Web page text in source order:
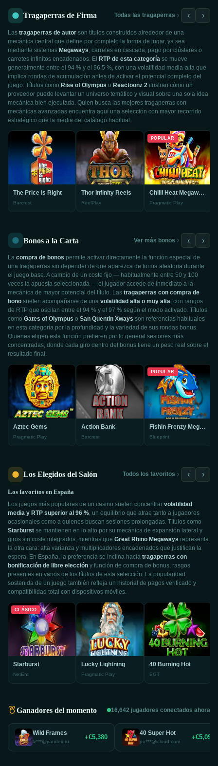
Tragaperras de Firma Todas las tragaperras ‹ ›
Las tragaperras de autor son títulos construidos alrededor de una
mecánica central que define por completo la forma de jugar, ya sea
mediante sistemas Megaways , carretes en cascada, pago por clústeres o
carretes infinitos encadenados. El RTP de esta categoría se mueve
generalmente entre el 94 % y el 96,5 %, con una volatilidad media-alta que
implica rondas de acumulación antes de activar el potencial completo del
juego. Títulos como Rise of Olympus o Reactoonz 2 ilustran cómo un
proveedor puede levantar un universo temático y visual sobre una sola idea
mecánica bien ejecutada. Quien busca las mejores tragaperras con
mecánicas avanzadas encuentra aquí una selección con mayor recorrido
estratégico que la media del catálogo habitual.
The Price Is Right
Barcrest
Thor Infinity Reels
ReelPlay
POPULAR
Chilli Heat Megaways
Pragmatic Play
Bonos a la Carta Ver más bonos ‹ ›
La compra de bonos permite activar directamente la función especial de
una tragaperras sin depender de que aparezca de forma aleatoria durante
el juego base. A cambio de un coste fijo — habitualmente entre 50 y 100
veces la apuesta seleccionada — el jugador accede de inmediato a la
mecánica de mayor potencial del título. Las tragaperras con compra de
bono suelen acompañarse de una volatilidad alta o muy alta, con rangos
de RTP que oscilan entre el 94 % y el 97 % según el modo activado. Títulos
como Gates of Olympus o San Quentin Xways son referencias habituales
en esta categoría por la profundidad y la variedad de sus rondas bonus.
Quienes eligen esta función prefieren por lo general sesiones más
concentradas, donde cada giro dentro del bonus tiene un peso real sobre el
resultado final.
Aztec Gems
Pragmatic Play
Action Bank
Barcrest
POPULAR
Fishin Frenzy Megaways
Blueprint
Los Elegidos del Salón Todos los favoritos ‹ ›
Los favoritos en España
Los juegos más populares de un casino suelen concentrar volatilidad
media y RTP superior al 96 % , un equilibrio que atrae tanto a jugadores
ocasionales como a quienes buscan sesiones prolongadas. Títulos como
Starburst se mantienen en lo alto por su mecánica de expansión lateral y
giros sin coste integrados, mientras que Great Rhino Megaways representa
la otra cara: alta varianza y multiplicadores encadenados que justifican la
espera. En España, la preferencia se inclina hacia tragaperras con
bonificación de libre elección y función de compra de bonus, rasgos
presentes en varios de los títulos de esta selección. La popularidad
sostenida de un juego también refleja un historial de pagos verificado y
compatibilidad total con dispositivos móviles.
CLÁSICO
Starburst
NetEnt
Lucky Lightning
Pragmatic Play
40 Burning Hot
EGT
Ganadores del momento 16,642 jugadores conectados ahora
Wild Frames
lz***@yandex.ru
+€5,380
40 Super Hot
po***@icloud.com
+€5,099